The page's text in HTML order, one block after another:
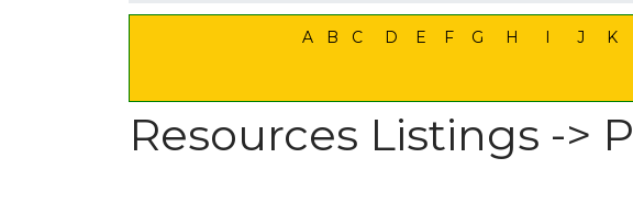
A B C D E F G H I J K
Resources Listings -> P